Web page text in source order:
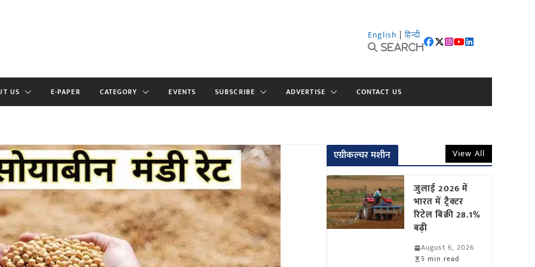
English | हिन्दी
Search
US E-PAPER CATEGORY EVENTS SUBSCRIBE ADVERTISE CONTACT US
एग्रीकल्चर मशीन View All
जुलाई 2026 में
भारत में ट्रैक्टर
रिटेल बिक्री 28.1%
बढ़ी
August 6, 2026
5 min read